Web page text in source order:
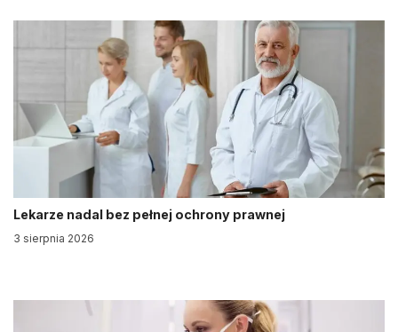
Lekarze nadal bez pełnej ochrony prawnej
3 sierpnia 2026